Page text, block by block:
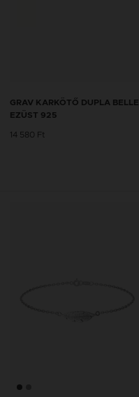
GRAV KARKÖTŐ DUPLA BELLE
EZÜST 925
14 580 Ft